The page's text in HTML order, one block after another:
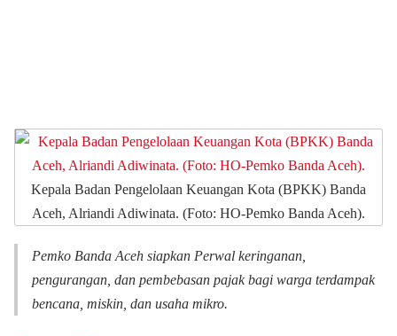
Kepala Badan Pengelolaan Keuangan Kota (BPKK) Banda
Aceh, Alriandi Adiwinata. (Foto: HO-Pemko Banda Aceh).
Pemko Banda Aceh siapkan Perwal keringanan,
pengurangan, dan pembebasan pajak bagi warga terdampak
bencana, miskin, dan usaha mikro.